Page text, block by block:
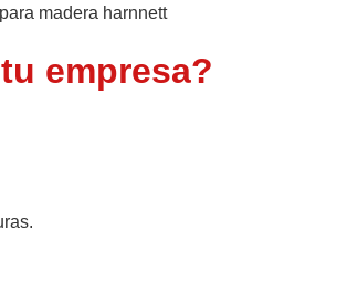
empresa?